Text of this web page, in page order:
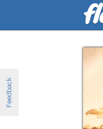
Feedback